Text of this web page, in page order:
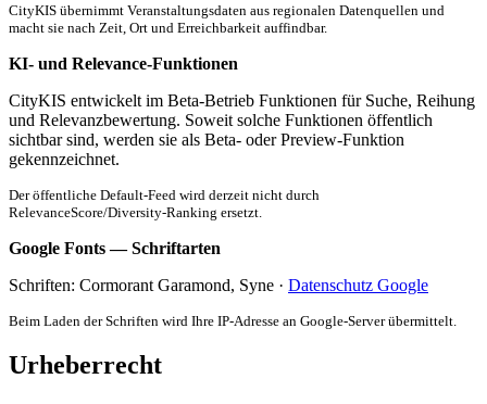
CityKIS übernimmt Veranstaltungsdaten aus regionalen Datenquellen und
macht sie nach Zeit, Ort und Erreichbarkeit auffindbar.
KI- und Relevance-Funktionen
CityKIS entwickelt im Beta-Betrieb Funktionen für Suche, Reihung
und Relevanzbewertung. Soweit solche Funktionen öffentlich
sichtbar sind, werden sie als Beta- oder Preview-Funktion
gekennzeichnet.
Der öffentliche Default-Feed wird derzeit nicht durch
RelevanceScore/Diversity-Ranking ersetzt.
Google Fonts — Schriftarten
Schriften: Cormorant Garamond, Syne · Datenschutz Google
Beim Laden der Schriften wird Ihre IP-Adresse an Google-Server übermittelt.
Urheberrecht